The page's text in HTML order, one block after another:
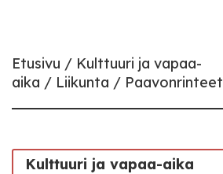
Etusivu
Kulttuuri ja vapaa-
aika
Liikunta Paavonrinteet
Kulttuuri ja vapaa-aika